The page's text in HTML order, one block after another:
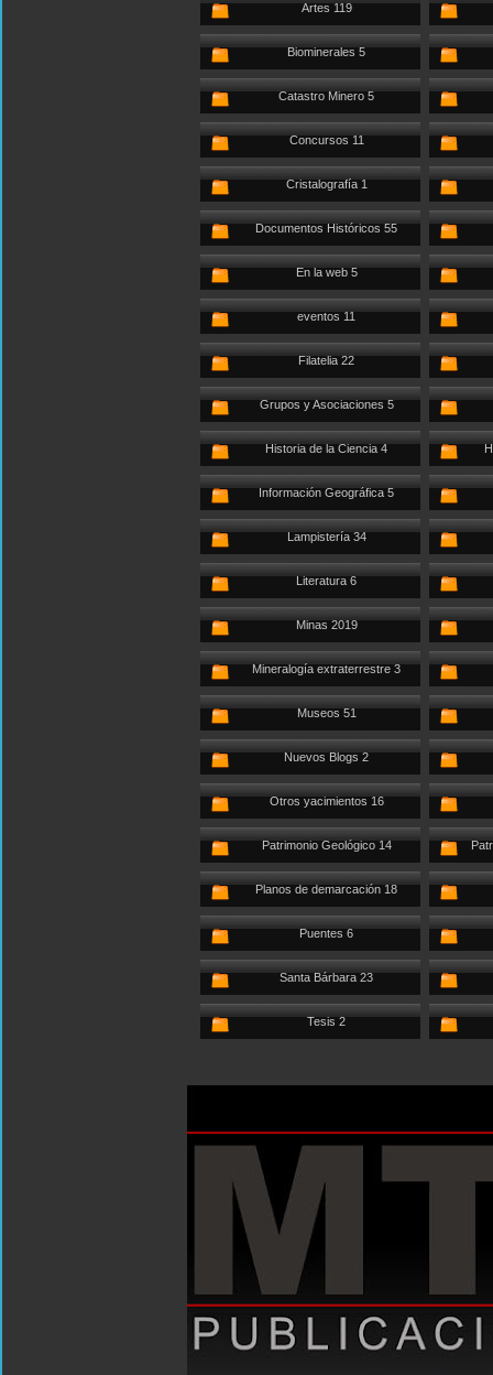
Artes 119
Biominerales 5
Catastro Minero 5
Concursos 11
Cristalografía 1
Documentos Históricos 55
En la web 5
eventos 11
Filatelia 22
Grupos y Asociaciones 5
Historia de la Ciencia 4
Información Geográfica 5
Lampistería 34
Literatura 6
Minas 2019
Mineralogía extraterrestre 3
Museos 51
Nuevos Blogs 2
Otros yacimientos 16
Patrimonio Geológico 14
Planos de demarcación 18
Puentes 6
Santa Bárbara 23
Tesis 2